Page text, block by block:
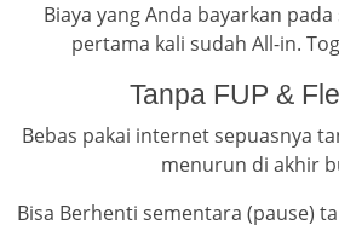
Biaya yang Anda bayarkan
pertama kali sudah All-in.
Tanpa FUP &
Bebas pakai internet sepuasnya
menurun di akhir
Bisa Berhenti sementara (pause)